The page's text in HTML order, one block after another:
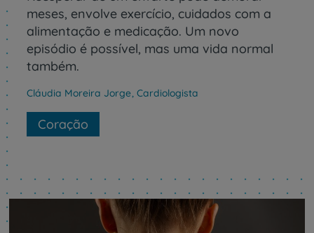
meses, envolve exercício, cuidados com a
alimentação e medicação. Um novo
episódio é possível, mas uma vida normal
também.
Cláudia Moreira Jorge, Cardiologista
Coração